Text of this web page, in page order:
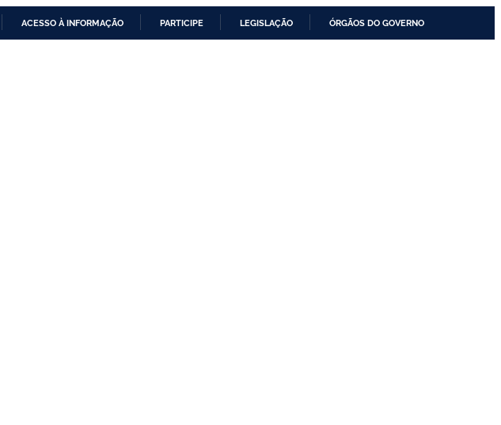
ACESSO À INFORMAÇÃO PARTICIPE LEGISLAÇÃO ÓRGÃOS DO GOVERNO